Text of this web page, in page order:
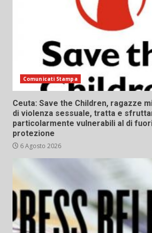
Comunicati Stampa
Ceuta: Save the Children, ragazze
di violenza sessuale, tratta e
particolarmente vulnerabili al di
protezione
6 Agosto 2026